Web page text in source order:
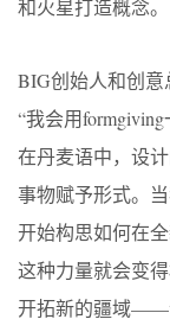
和火星打造概念。
BIG创始人和创意
“我会用
在丹麦语中，设
事物赋予形式。
开始构思如何在
这种力量就会变
开拓新的疆域——